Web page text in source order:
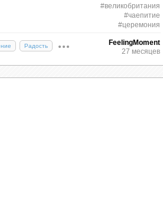
помещение в чайном
на соломенные
#великобритания
#чаепитие
#церемония
Радость
FeelingMoment
27 месяцев